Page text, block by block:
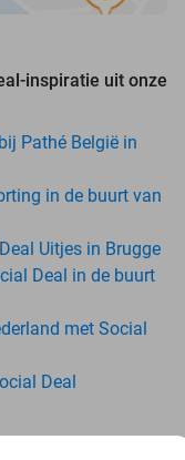
inspiratie uit onze
Pathé België in
in de buurt van
Uitjes in Brugge
Deal in de buurt
met Social
Deal